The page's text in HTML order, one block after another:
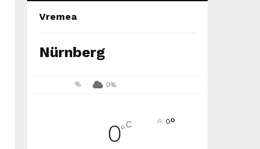
Vremea
Nürnberg
% 0%
0°C 0°